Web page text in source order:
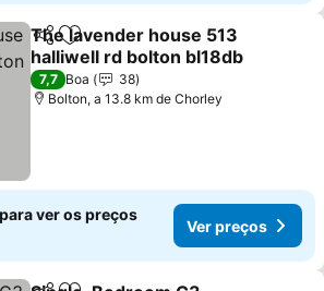
PartilharAdicionar aos favoritos
The lavender house 513
halliwell rd bolton bl18db
Ver preços
7,7 Boa
38
Bolton, a 13.8 km de Chorley
ver os preços
Ver preços